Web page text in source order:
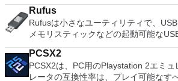
クアップを構成するための使いやすい
ットワークストレージにバックアップ
クアッププロファイルを設定する機能
ステム要件：Windows Server 2008、
2000、Windows 7、Windows XP、
Vista。
ィションのサイズ変更/移動システムド
スクとパーティションをコピーパーテ
ーティション空き領域を再分配するダ
換パーティションを回復する
systems. You can use Audacity to: Record live audio. Convert
tapes and records into digital recordings or
Vorbis, MP3, WAV or AIFF sound files. Cut, copy, splice or mix
sounds together. Change the speed or pitch of a recording.
Rufus
Rufusは小さなユーティリティで、USB
メモリスティックなどの起動可能な
フォーマットおよび作成できます。 Rufusは、次のシナリオで
役立ちます。 Windows、Linux、およびUEFI用の起動可能な
ISOからUSBインストールメディアを
PCSX2
PCSX2は、PC用のPlaystation 2エミュ
レータの互換性率は、プレイ可能なす